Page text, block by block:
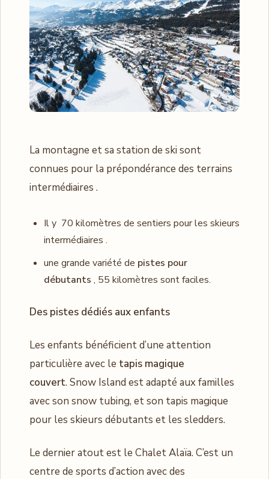
La montagne et sa station de ski sont
connues pour la prépondérance des terrains
intermédiaires .
Il y 70 kilomètres de sentiers pour les skieurs
intermédiaires .
une grande variété de pistes pour
débutants , 55 kilomètres sont faciles.
Des pistes dédiés aux enfants
Les enfants bénéficient d’une attention
particulière avec le tapis magique
couvert. Snow Island est adapté aux familles
avec son snow tubing, et son tapis magique
pour les skieurs débutants et les sledders.
Le dernier atout est le Chalet Alaïa. C’est un
centre de sports d’action avec des